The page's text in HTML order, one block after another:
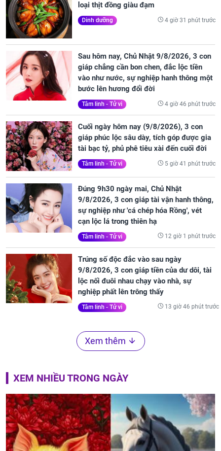
loại thịt đồng giàu đạm
Dinh dưỡng 4 giờ 31 phút trước
Sau hôm nay, Chủ Nhật 9/8/2026, 3 con
giáp chẳng cần bon chen, đắc lộc tiền
vào như nước, sự nghiệp hanh thông một
bước lên hương đổi đời
Tâm linh - Tử vi 4 giờ 46 phút trước
Cuối ngày hôm nay (9/8/2026), 3 con
giáp phúc lộc sâu dày, tích góp được gia
tài bạc tỷ, phủ phê tiêu xài đến cuối đời
Tâm linh - Tử vi 5 giờ 41 phút trước
Đúng 9h30 ngày mai, Chủ Nhật
9/8/2026, 3 con giáp tài vận hanh thông,
sự nghiệp như 'cá chép hóa Rồng', vét
cạn lộc lá trong thiên hạ
Tâm linh - Tử vi 12 giờ 1 phút trước
Trúng số độc đắc vào sau ngày
9/8/2026, 3 con giáp tiền của dư dôi, tài
lộc nối đuôi nhau chạy vào nhà, sự
nghiệp phất lên trông thấy
Tâm linh - Tử vi 13 giờ 46 phút trước
Xem thêm
XEM NHIỀU TRONG NGÀY